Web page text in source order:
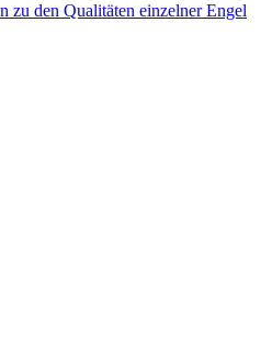
zu den Qualitäten einzelner Engel